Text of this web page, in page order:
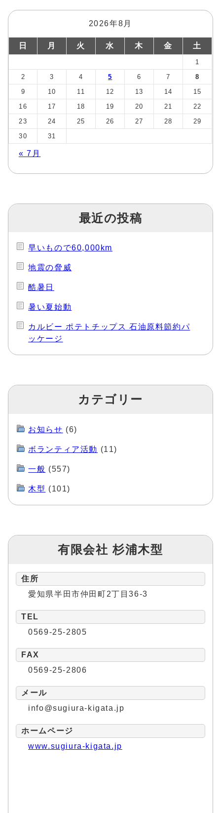
2026年8月
日 月 火 水 木 金 土
1
2
3 4 5 6 7
8
9
10 11 12 13 14
15
16
17 18 19 20 21
22
23
24 25 26 27 28
29
30
31
« 7月
最近の投稿
早いもので60,000km
地震の脅威
酷暑日
暑い夏始動
カルビー ポテトチップス 石油原料節約パ
ッケージ
カテゴリー
お知らせ (6)
ボランティア活動 (11)
一般 (557)
木型 (101)
有限会社 杉浦木型
住所
愛知県半田市仲田町2丁目36-3
TEL
0569-25-2805
FAX
0569-25-2806
メール
info@sugiura-kigata.jp
ホームページ
www.sugiura-kigata.jp